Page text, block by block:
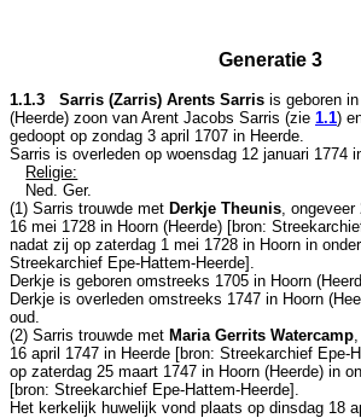
Generatie 3
1.1.3 Sarris (Zarris) Arents Sarris is geboren
(Heerde) zoon van Arent Jacobs Sarris (zie 1.1)
gedoopt op zondag 3 april 1707 in Heerde
Sarris is overleden op woensdag 12 januari 1774
Religie:
Ned. Ger.
(1) Sarris trouwde met Derkje Theunis ,
16 mei 1728 in Hoorn (Heerde) [bron:
nadat zij op zaterdag 1 mei 1728 in Hoorn in
Streekarchief Epe-Hattem-Heerde].
Derkje is geboren omstreeks 1705 in Hoorn
Derkje is overleden omstreeks 1747 in Hoorn
oud.
(2) Sarris trouwde met Maria Gerrits Watercamp
16 april 1747 in Heerde [bron: Streekarchief Epe-
op zaterdag 25 maart 1747 in Hoorn (Heerde) in
[bron: Streekarchief Epe-Hattem-Heerde].
Het kerkelijk huwelijk vond plaats op dinsdag 18